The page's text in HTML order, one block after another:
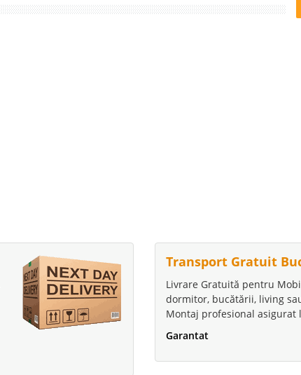
Transport Gratuit
Livrare Gratuită pentru
dormitor, bucătării, living
Montaj profesional asigurat
Garantat